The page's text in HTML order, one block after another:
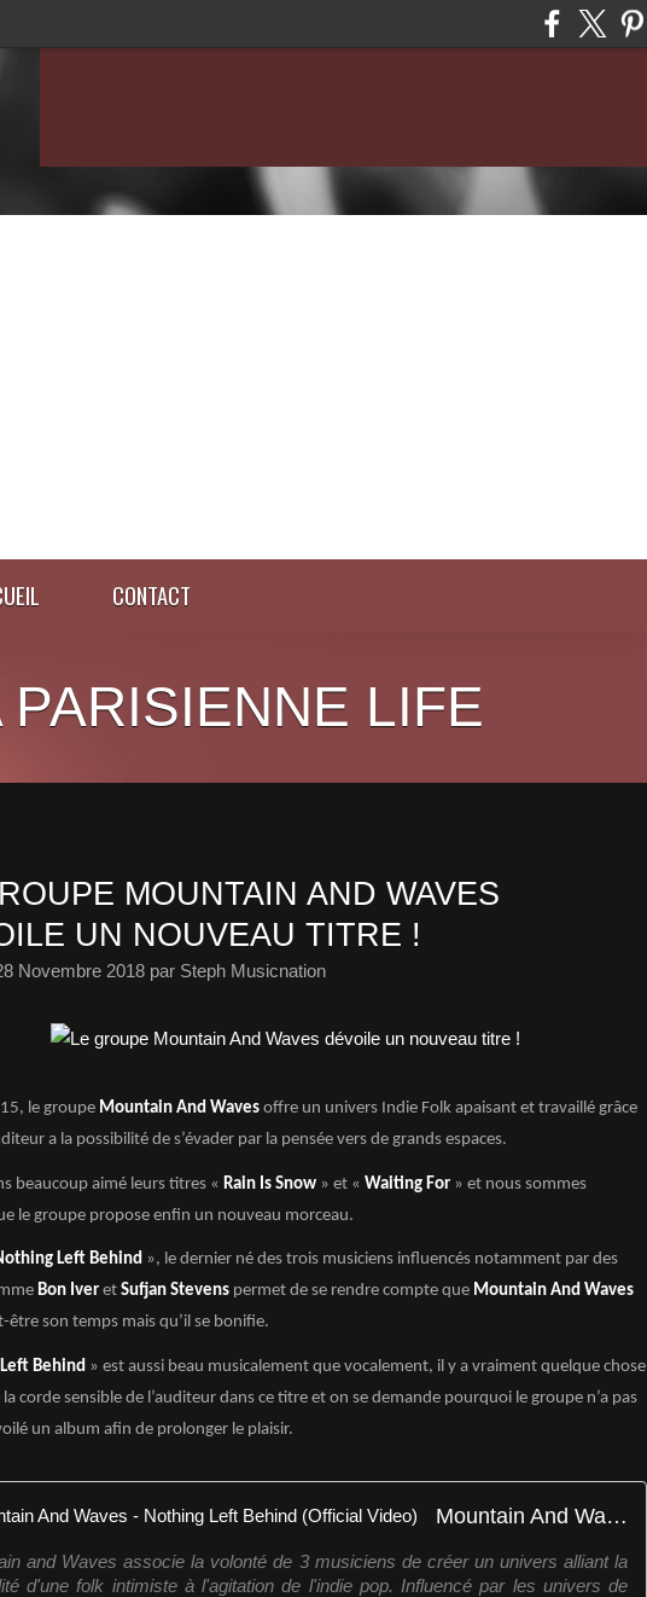
CONTACT
PARISIENNE LIFE
MOUNTAIN AND WAVES
UN NOUVEAU TITRE !
Novembre 2018 par Steph Musicnation
le groupe Mountain And Waves offre un univers Indie Folk apaisant et travaillé grâce
a la possibilité de s’évader par la pensée vers de grands espaces.
beaucoup aimé leurs titres « Rain Is Snow » et « Waiting For » et nous sommes
le groupe propose enfin un nouveau morceau.
Left Behind », le dernier né des trois musiciens influencés notamment par des
Bon Iver et Sufjan Stevens permet de se rendre compte que Mountain And Waves
être son temps mais qu’il se bonifie.
Behind » est aussi beau musicalement que vocalement, il y a vraiment quelque chose
corde sensible de l’auditeur dans ce titre et on se demande pourquoi le groupe n’a pas
un album afin de prolonger le plaisir.
Mountain And Waves - Nothing Left Behind (Official Video)
and Waves associe la volonté de 3 musiciens de créer un univers alliant la
d'une folk intimiste à l'agitation de l'indie pop. Influencé par les univers de